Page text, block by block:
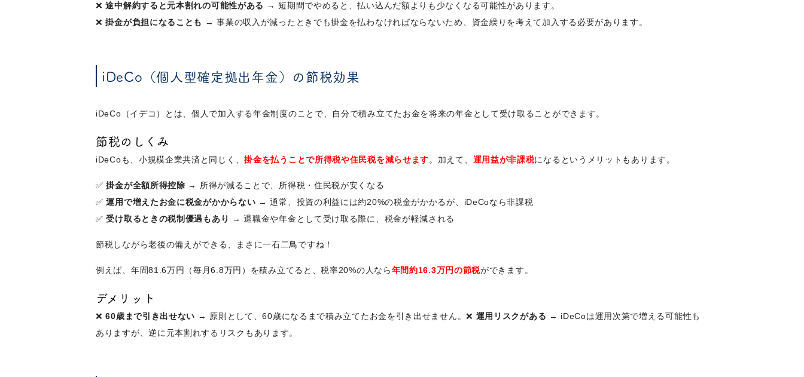
❌途中解約すると元本割れの可能性がある → 短期間でやめると、払い込んだ額よりも少なくなる可能性があります。
❌掛金が負担になることも → 事業の収入が減ったときでも掛金を払わなければならないため、資金繰りを考えて加入する必要があります。
iDeCo（個人型確定拠出年金）の節税効果
iDeCo（イデコ）とは、個人で加入する年金制度のことで、自分で積み立てたお金を将来の年金として受け取ることができます。
節税のしくみ
iDeCoも、小規模企業共済と同じく、掛金を払うことで所得税や住民税を減らせます。加えて、 運用益が非課税になるというメリットもあります。
✅掛金が全額所得控除 → 所得が減ることで、所得税・住民税が安くなる
✅運用で増えたお金に税金がかからない → 通常、投資の利益には約20%の税金がかかるが、iDeCoなら非課税
✅受け取るときの税制優遇もあり → 退職金や年金として受け取る際に、税金が軽減される
節税しながら老後の備えができる、まさに一石二鳥ですね！
例えば、年間81.6万円（毎月6.8万円）を積み立てると、税率20%の人なら年間約16.3万円の節税ができます。
デメリット
❌60歳まで引き出せない → 原則として、60歳になるまで積み立てたお金を引き出せません。❌ 運用リスクがある → iDeCoは運用次第で増える可能性も
ありますが、逆に元本割れするリスクもあります。